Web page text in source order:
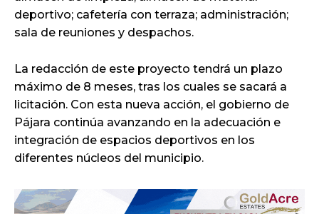
deportivo; cafetería con terraza; administración;
sala de reuniones y despachos.
La redacción de este proyecto tendrá un plazo
máximo de 8 meses, tras los cuales se sacará a
licitación. Con esta nueva acción, el gobierno de
Pájara continúa avanzando en la adecuación e
integración de espacios deportivos en los
diferentes núcleos del municipio.